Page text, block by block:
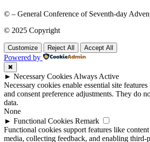
© – General Conference of Seventh-day
© 2025 Copyright
Customize Reject All Accept All
Powered by
✖
► Necessary Cookies Always Active
Necessary cookies enable essential site
and consent preference adjustments. They do
data.
None
► Functional Cookies Remark
Functional cookies support features like
media, collecting feedback, and enabling third-